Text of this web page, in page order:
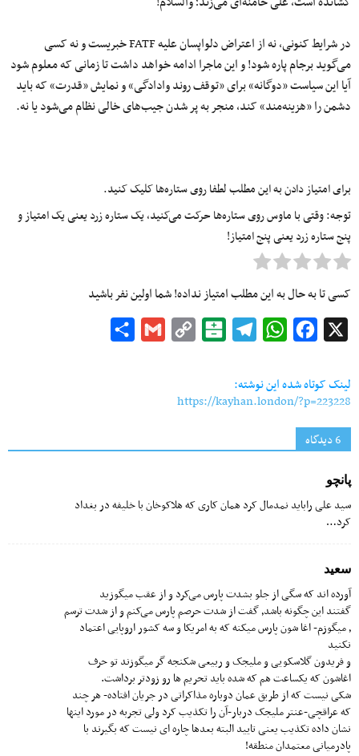
در شرایط کنونی، نه از اعتراض دلواپسان علیه FATF خبریست و نه کسی
می‌گوید برجام پاره شود! و این ماجرا ادامه خواهد داشت تا زمانی که معلوم شود
آیا این سیاست «دوگانه» برای «توقف روند وادادگی» و نمایش «قدرت» که باید
دشمن را «هزینه‌مند» کند، منجر به پر شدن جیب‌های خالی نظام می‌شود یا نه.
برای امتیاز دادن به این مطلب لطفا روی ستاره‌ها کلیک کنید.
توجه: وقتی با ماوس روی ستاره‌ها حرکت می‌کنید، یک ستاره زرد یعنی یک امتیاز و
پنج ستاره زرد یعنی پنج امتیاز!
کسی تا به حال به این مطلب امتیاز نداده! شما اولین نفر باشید
Facebook
WhatsApp
Telegram
Balatarin
Copy
Gmail
لینک کوتاه شده این نوشته:
https://kayhan.london/?p=223228
6 دیدگاه‌
پانچو
سید علی راباید نمدمال کرد همان کاری که هلاکوخان با خلیفه در بغداد
کرد…
سعید
آورده اند که سگی از جلو بشدت پارس می‌کرد و از عقب میگوزید
گفتند این چگونه باشد٫ گفت از شدت حرصم پارس می‌کنم و از شدت ترسم
٫ میگوزم- اغا شون پارس میکنه که به امریکا و سه کشور اروپایی اعتماد
نکنید
و فریدون گلاسکویی و ملیجک و ربیعی شکنجه گر میگوزند تو حرف
اغاشون که یکساعت هم که شده باید تحریم ها رو زودتر برداشت.
شکی نیست که از طریق عمان دوباره مذاکراتی در جریان افتاده- هر چند
که عراقچی-عنتر ملیجک دربار-آن را تکذیب کرد ولی تجربه در مورد اینها
نشان داده تکذیب یعنی تایید البته بعدها چاره ای نیست که بگیرند با
پادرمیانی معتمدان منطقه!